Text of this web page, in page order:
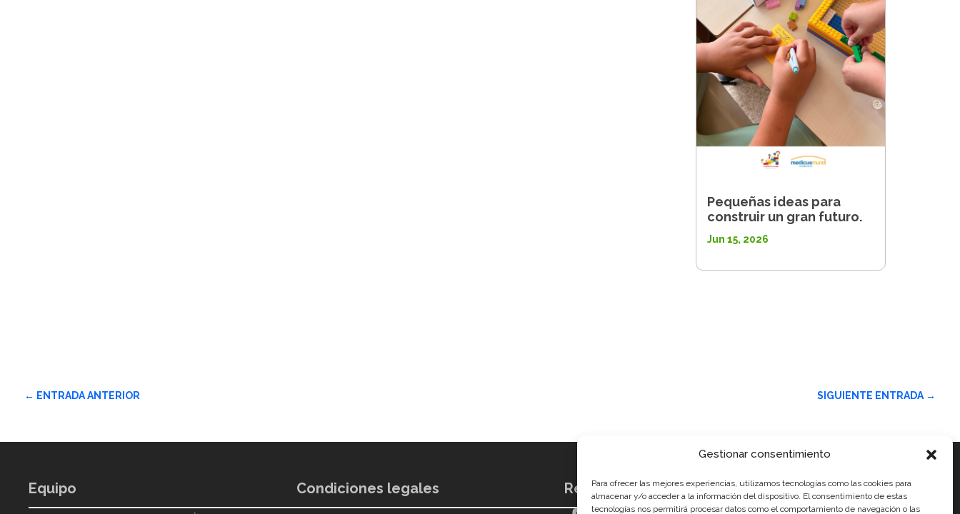
Gestionar consentimiento
Para ofrecer las mejores experiencias, utilizamos tecnologías como las cookies para
almacenar y/o acceder a la información del dispositivo. El consentimiento de estas
tecnologías nos permitirá procesar datos como el comportamiento de navegación o las
Pequeñas ideas para
construir un gran futuro.
Jun 15, 2026
← ENTRADA ANTERIOR SIGUIENTE ENTRADA →
Equipo Condiciones legales Redes sociales